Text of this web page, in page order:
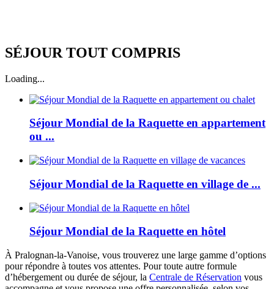
SÉJOUR TOUT COMPRIS
Loading...
Séjour Mondial de la Raquette en appartement
ou ...
Séjour Mondial de la Raquette en village de ...
Séjour Mondial de la Raquette en hôtel
À Pralognan-la-Vanoise, vous trouverez une large gamme d’options
pour répondre à toutes vos attentes. Pour toute autre formule
d’hébergement ou durée de séjour, la Centrale de Réservation vous